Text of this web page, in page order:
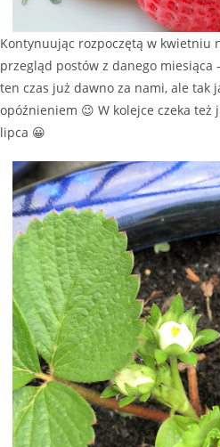
Kontynuując rozpoczętą w kwietniu
przegląd postów z danego miesiąca
ten czas już dawno za nami, ale tak
opóźnieniem 😉 W kolejce czeka też
lipca 😀